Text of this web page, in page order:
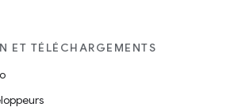
ET TÉLÉCHARGEMENTS